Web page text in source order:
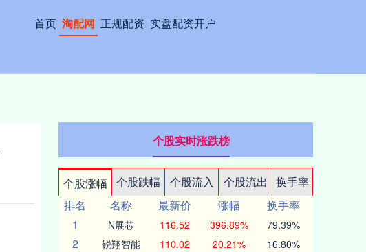
首页 淘配网 正规配资 实盘配资开户
个股实时涨跌榜
个股涨幅 个股跌幅 个股流入 个股流出
换手率
排名
名称 最新价 涨幅
换手率
1
N展芯 116.52 396.89% 79.39%
2 锐翔智能 110.02 20.21% 16.80%